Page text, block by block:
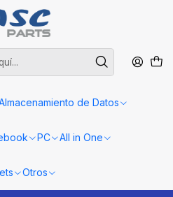
de Datos
PC All in One
Otros